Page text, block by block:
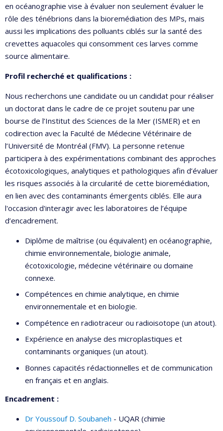
en océanographie vise à évaluer non seulement évaluer le
rôle des ténébrions dans la bioremédiation des MPs, mais
aussi les implications des polluants ciblés sur la santé des
crevettes aquacoles qui consomment ces larves comme
source alimentaire.
Profil recherché et qualifications :
Nous recherchons une candidate ou un candidat pour réaliser
un doctorat dans le cadre de ce projet soutenu par une
bourse de l’Institut des Sciences de la Mer (ISMER) et en
codirection avec la Faculté de Médecine Vétérinaire de
l’Université de Montréal (FMV). La personne retenue
participera à des expérimentations combinant des approches
écotoxicologiques, analytiques et pathologiques afin d’évaluer
les risques associés à la circularité de cette bioremédiation,
en lien avec des contaminants émergents ciblés. Elle aura
l'occasion d'interagir avec les laboratoires de l’équipe
d’encadrement.
Diplôme de maîtrise (ou équivalent) en océanographie,
chimie environnementale, biologie animale,
écotoxicologie, médecine vétérinaire ou domaine
connexe.
Compétences en chimie analytique, en chimie
environnementale et en biologie.
Compétence en radiotraceur ou radioisotope (un atout).
Expérience en analyse des microplastiques et
contaminants organiques (un atout).
Bonnes capacités rédactionnelles et de communication
en français et en anglais.
Encadrement :
Dr Youssouf D. Soubaneh - UQAR (chimie